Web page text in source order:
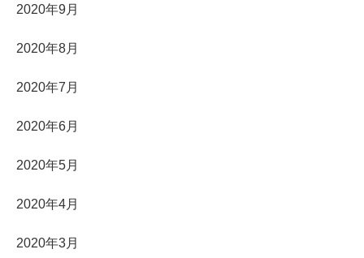
2020年9月
2020年8月
2020年7月
2020年6月
2020年5月
2020年4月
2020年3月